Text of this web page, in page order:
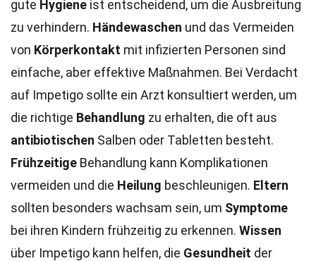
gute Hygiene ist entscheidend, um die Ausbreitung
zu verhindern. Händewaschen und das Vermeiden
von Körperkontakt mit infizierten Personen sind
einfache, aber effektive Maßnahmen. Bei Verdacht
auf Impetigo sollte ein Arzt konsultiert werden, um
die richtige Behandlung zu erhalten, die oft aus
antibiotischen Salben oder Tabletten besteht.
Frühzeitige Behandlung kann Komplikationen
vermeiden und die Heilung beschleunigen. Eltern
sollten besonders wachsam sein, um Symptome
bei ihren Kindern frühzeitig zu erkennen. Wissen
über Impetigo kann helfen, die Gesundheit der